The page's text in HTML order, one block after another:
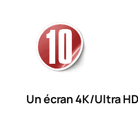
Un écran 4K/Ultra